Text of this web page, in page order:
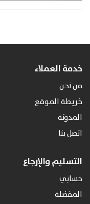
خدمة العملاء
من نحن
خريطة الموقع
المدونة
اتصل بنا
التسليم والإرجاع
حسابي
المفضلة